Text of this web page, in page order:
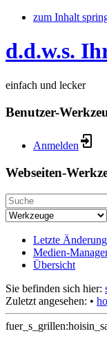
zum Inhalt
d.d.w.s.
einfach und lecker
Benutzer-
Anmelden
Webseiten-
Letzte
Medien-
Übersicht
Sie befinden sich hier:
Zuletzt angesehen: •